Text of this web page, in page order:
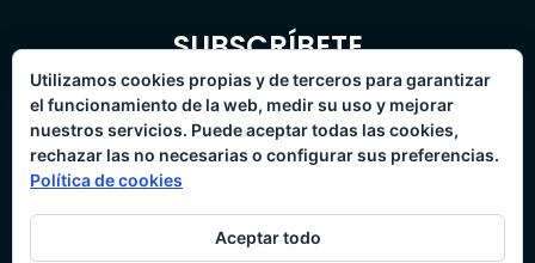
SUBSCRÍBETE
BOLETÍN DE NOTICIAS
Utilizamos cookies propias y de terceros para garantizar
el funcionamiento de la web, medir su uso y mejorar
nuestros servicios. Puede aceptar todas las cookies,
rechazar las no necesarias o configurar sus preferencias.
Política de cookies
Aceptar todo